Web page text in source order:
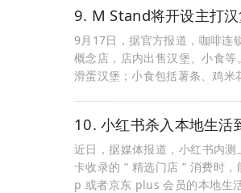
9. M Stand将开设主打
9月17日，据官方报道，咖啡连
概念店，店内出售汉堡、小食
滑蛋汉堡；小食包括薯条、鸡米
10. 小红书杀入本地生
近日，据媒体报道，小红书内
卡收录的 “ 精选门店 ” 消费时
p 或者京东 plus 会员的本地生